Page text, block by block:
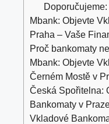
Doporučujeme:
Mbank: Objevte
Praha – Vaše
Proč bankomaty
Mbank: Objevte
Černém Mostě v
Česká Spořitelna:
Bankomaty v
Vkladové